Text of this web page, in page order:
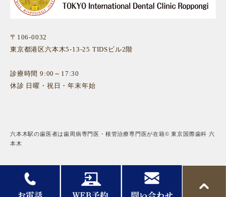
〒106-0032
東京都港区六本木5-13-25 TIDSビル2階
診療時間 9:00～17:30
休診 日曜・祝日・年末年始
六本木駅の歯医者は歯周病専門医・根管治療専門医が在籍© 東京国際歯科 六
本木